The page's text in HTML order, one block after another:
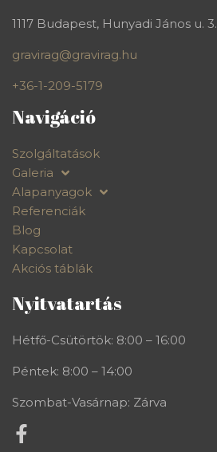
1117 Budapest, Hunyadi János u. 3.
gravirag@gravirag.hu
+36-1-209-5179
Navigáció
Szolgáltatások
Galeria
Alapanyagok
Referenciák
Blog
Kapcsolat
Akciós táblák
Nyitvatartás
Hétfő-Csütörtök: 8:00 – 16:00
Péntek: 8:00 – 14:00
Szombat-Vasárnap: Zárva